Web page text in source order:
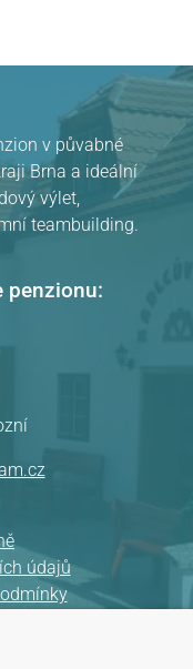
v půvabné
Brna a ideální
výlet,
teambuilding.
penzionu:
údajů